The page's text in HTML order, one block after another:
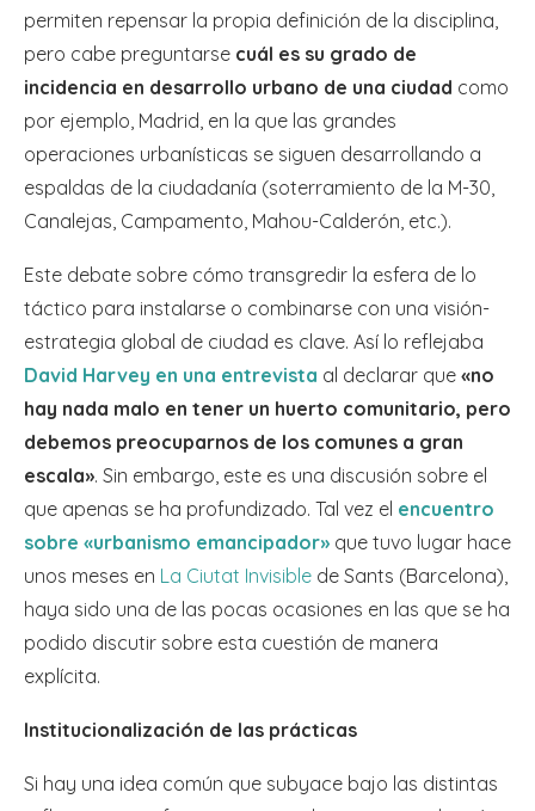
permiten repensar la propia definición de la disciplina,
pero cabe preguntarse cuál es su grado de
incidencia en desarrollo urbano de una ciudad como
por ejemplo, Madrid, en la que las grandes
operaciones urbanísticas se siguen desarrollando a
espaldas de la ciudadanía (soterramiento de la M-30,
Canalejas, Campamento, Mahou-Calderón, etc.).
Este debate sobre cómo transgredir la esfera de lo
táctico para instalarse o combinarse con una visión-
estrategia global de ciudad es clave. Así lo reflejaba
David Harvey en una entrevista al declarar que «no
hay nada malo en tener un huerto comunitario, pero
debemos preocuparnos de los comunes a gran
escala». Sin embargo, este es una discusión sobre el
que apenas se ha profundizado. Tal vez el encuentro
sobre «urbanismo emancipador» que tuvo lugar hace
unos meses en La Ciutat Invisible de Sants (Barcelona),
haya sido una de las pocas ocasiones en las que se ha
podido discutir sobre esta cuestión de manera
explícita.
Institucionalización de las prácticas
Si hay una idea común que subyace bajo las distintas